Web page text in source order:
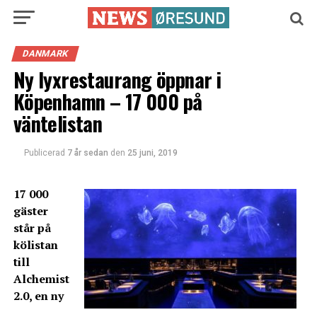
DANMARK
Ny lyxrestaurang öppnar i
Köpenhamn – 17 000 på
väntelistan
Publicerad 7 år sedan den 25 juni, 2019
17 000
gäster
står på
kölistan
till
Alchemist
2.0, en ny